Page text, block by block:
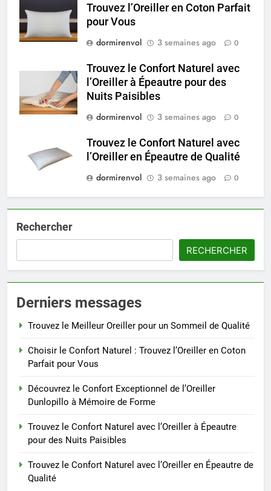
Trouvez l’Oreiller en Coton Parfait
pour Vous
dormirenvol
3 semaines ago 0
Trouvez le Confort Naturel avec
l’Oreiller à Épeautre pour des
Nuits Paisibles
dormirenvol
3 semaines ago 0
Trouvez le Confort Naturel avec
l’Oreiller en Épeautre de Qualité
dormirenvol
3 semaines ago 0
Rechercher
RECHERCHER
Derniers messages
Trouvez le Meilleur Oreiller pour un Sommeil de Qualité
Choisir le Confort Naturel : Trouvez l’Oreiller en Coton
Parfait pour Vous
Découvrez le Confort Exceptionnel de l’Oreiller
Dunlopillo à Mémoire de Forme
Trouvez le Confort Naturel avec l’Oreiller à Épeautre
pour des Nuits Paisibles
Trouvez le Confort Naturel avec l’Oreiller en Épeautre de
Qualité